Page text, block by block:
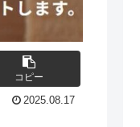
コピー
2025.08.17